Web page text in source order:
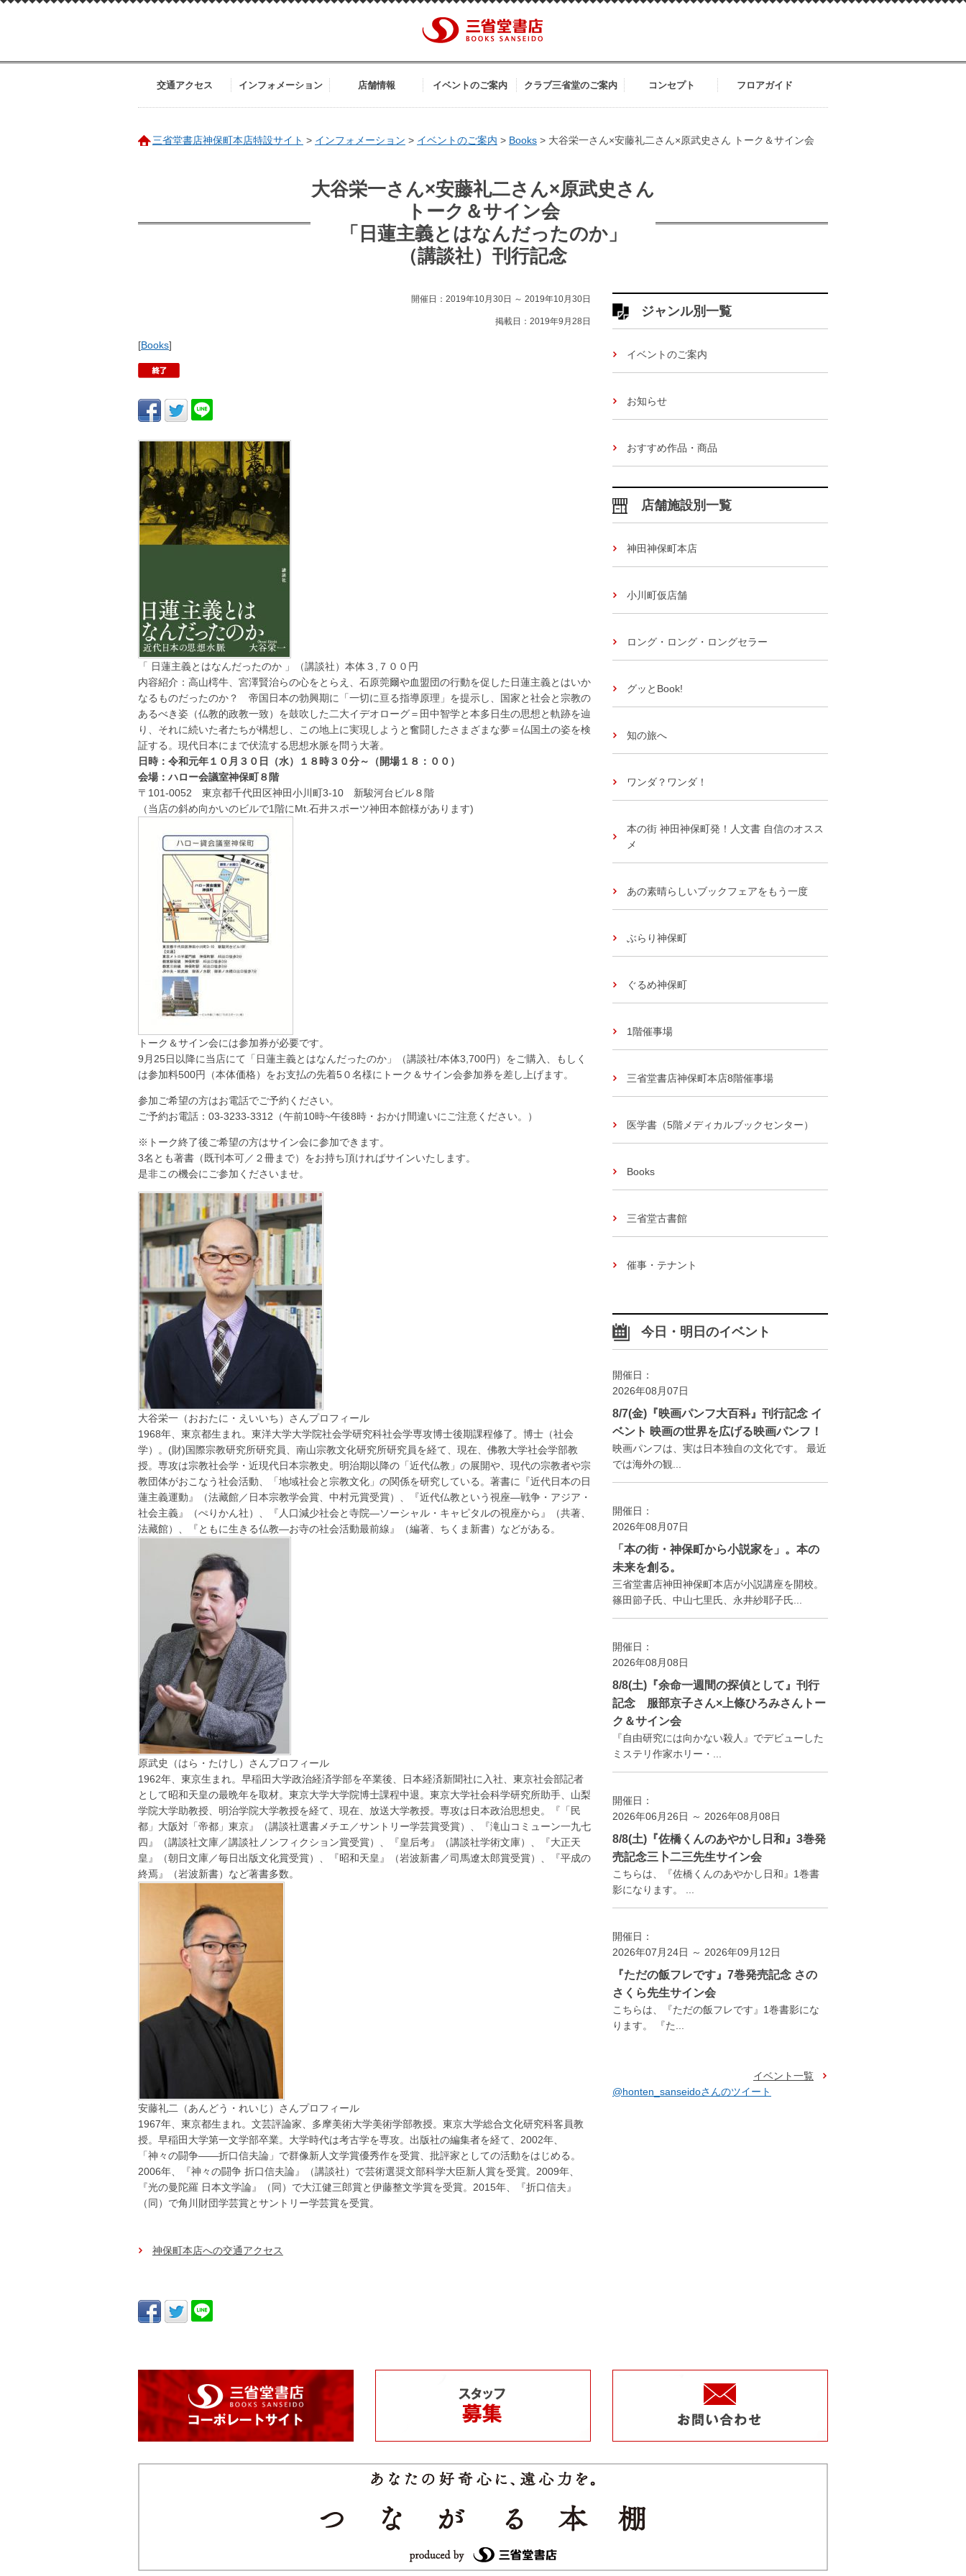
交通アクセス インフォメーション 店舗情報 イベントのご案内 クラブ三省堂のご案内 コンセプト フロアガイド
三省堂書店神保町本店特設サイト > インフォメーション > イベントのご案内 > Books > 大谷栄一さん×安藤礼二さん×原武史さん トーク＆サイン会
大谷栄一さん×安藤礼二さん×原武史さん
トーク＆サイン会
「日蓮主義とはなんだったのか」
（講談社）刊行記念
開催日：2019年10月30日 ～ 2019年10月30日
掲載日：2019年9月28日
[Books]
「 日蓮主義とはなんだったのか 」（講談社）本体３,７００円
内容紹介：高山樗牛、宮澤賢治らの心をとらえ、石原莞爾や血盟団の行動を促した日蓮主義とはいか
なるものだったのか？ 帝国日本の勃興期に「一切に亘る指導原理」を提示し、国家と社会と宗教の
あるべき姿（仏教的政教一致）を鼓吹した二大イデオローグ＝田中智学と本多日生の思想と軌跡を辿
り、それに続いた者たちが構想し、この地上に実現しようと奮闘したさまざまな夢＝仏国土の姿を検
証する。現代日本にまで伏流する思想水脈を問う大著。
日時：令和元年１０月３０日（水）１８時３０分～（開場１８：００）
会場：ハロー会議室神保町８階
〒101-0052 東京都千代田区神田小川町3-10 新駿河台ビル８階
（当店の斜め向かいのビルで1階にMt.石井スポーツ神田本館様があります)
トーク＆サイン会には参加券が必要です。
9月25日以降に当店にて「日蓮主義とはなんだったのか」（講談社/本体3,700円）をご購入、もしく
は参加料500円（本体価格）をお支払の先着5０名様にトーク＆サイン会参加券を差し上げます。
参加ご希望の方はお電話でご予約ください。
ご予約お電話：03-3233-3312（午前10時~午後8時・おかけ間違いにご注意ください。）
※トーク終了後ご希望の方はサイン会に参加できます。
3名とも著書（既刊本可／２冊まで）をお持ち頂ければサインいたします。
是非この機会にご参加くださいませ。
大谷栄一（おおたに・えいいち）さんプロフィール
1968年、東京都生まれ。東洋大学大学院社会学研究科社会学専攻博士後期課程修了。博士（社会
学）。(財)国際宗教研究所研究員、南山宗教文化研究所研究員を経て、現在、佛教大学社会学部教
授。専攻は宗教社会学・近現代日本宗教史。明治期以降の「近代仏教」の展開や、現代の宗教者や宗
教団体がおこなう社会活動、「地域社会と宗教文化」の関係を研究している。著書に『近代日本の日
蓮主義運動』（法藏館／日本宗教学会賞、中村元賞受賞）、『近代仏教という視座―戦争・アジア・
社会主義』（ぺりかん社）、『人口減少社会と寺院―ソーシャル・キャピタルの視座から』（共著、
法藏館）、『ともに生きる仏教―お寺の社会活動最前線』（編著、ちくま新書）などがある。
原武史（はら・たけし）さんプロフィール
1962年、東京生まれ。早稲田大学政治経済学部を卒業後、日本経済新聞社に入社、東京社会部記者
として昭和天皇の最晩年を取材。東京大学大学院博士課程中退。東京大学社会科学研究所助手、山梨
学院大学助教授、明治学院大学教授を経て、現在、放送大学教授。専攻は日本政治思想史。『「民
都」大阪対「帝都」東京』（講談社選書メチエ／サントリー学芸賞受賞）、『滝山コミューン一九七
四』（講談社文庫／講談社ノンフィクション賞受賞）、『皇后考』（講談社学術文庫）、『大正天
皇』（朝日文庫／毎日出版文化賞受賞）、『昭和天皇』（岩波新書／司馬遼太郎賞受賞）、『平成の
終焉』（岩波新書）など著書多数。
安藤礼二（あんどう・れいじ）さんプロフィール
1967年、東京都生まれ。文芸評論家、多摩美術大学美術学部教授。東京大学総合文化研究科客員教
授。早稲田大学第一文学部卒業。大学時代は考古学を専攻。出版社の編集者を経て、2002年、
「神々の闘争――折口信夫論」で群像新人文学賞優秀作を受賞、批評家としての活動をはじめる。
2006年、『神々の闘争 折口信夫論』（講談社）で芸術選奨文部科学大臣新人賞を受賞。2009年、
『光の曼陀羅 日本文学論』（同）で大江健三郎賞と伊藤整文学賞を受賞。2015年、『折口信夫』
（同）で角川財団学芸賞とサントリー学芸賞を受賞。
神保町本店への交通アクセス
ジャンル別一覧
イベントのご案内
お知らせ
おすすめ作品・商品
店舗施設別一覧
神田神保町本店
小川町仮店舗
ロング・ロング・ロングセラー
グッとBook!
知の旅へ
ワンダ？ワンダ！
本の街 神田神保町発！人文書 自信のオスス
メ
あの素晴らしいブックフェアをもう一度
ぶらり神保町
ぐるめ神保町
1階催事場
三省堂書店神保町本店8階催事場
医学書（5階メディカルブックセンター）
Books
三省堂古書館
催事・テナント
今日・明日のイベント
開催日：
2026年08月07日
8/7(金)『映画パンフ大百科』刊行記念 イ
ベント 映画の世界を広げる映画パンフ！
映画パンフは、実は日本独自の文化です。 最近
では海外の観...
開催日：
2026年08月07日
「本の街・神保町から小説家を」。本の
未来を創る。
三省堂書店神田神保町本店が小説講座を開校。
篠田節子氏、中山七里氏、永井紗耶子氏...
開催日：
2026年08月08日
8/8(土)『余命一週間の探偵として』刊行
記念 服部京子さん×上條ひろみさんトー
ク＆サイン会
『自由研究には向かない殺人』でデビューした
ミステリ作家ホリー・...
開催日：
2026年06月26日 ～ 2026年08月08日
8/8(土)『佐橋くんのあやかし日和』3巻発
売記念三卜二三先生サイン会
こちらは、『佐橋くんのあやかし日和』1巻書
影になります。 ...
開催日：
2026年07月24日 ～ 2026年09月12日
『ただの飯フレです』7巻発売記念 さの
さくら先生サイン会
こちらは、『ただの飯フレです』1巻書影にな
ります。 『た...
イベント一覧
@honten_sanseidoさんのツイート